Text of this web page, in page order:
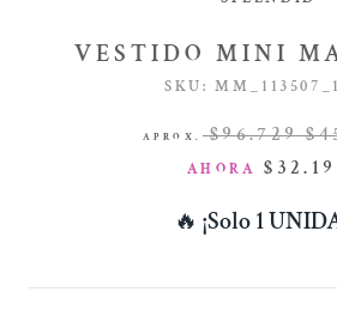
VESTIDO MINI
SKU:
APROX. $96.729
AHORA
🔥 ¡Solo 1